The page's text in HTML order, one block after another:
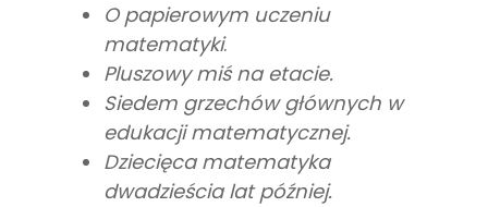
O papierowym uczeniu
matematyki.
Pluszowy miś na etacie.
Siedem grzechów głównych w
edukacji matematycznej.
Dziecięca matematyka
dwadzieścia lat później.